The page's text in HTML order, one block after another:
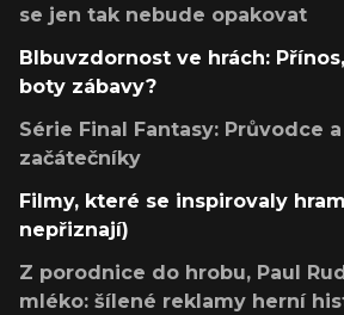
se jen tak nebude opakovat
Blbuvzdornost ve hrách:
boty zábavy?
Série Final Fantasy: Průvodce
začátečníky
Filmy, které se inspirovaly
nepřiznají)
Z porodnice do hrobu, Paul
mléko: šílené reklamy herní